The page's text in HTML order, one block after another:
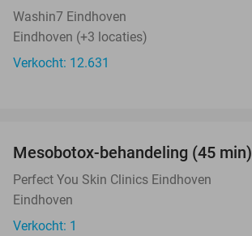
Washin7 Eindhoven
Eindhoven (+3 locaties)
Verkocht: 12.631
TODAY
Mesobotox-behandeling (45 min)
Perfect You Skin Clinics Eindhoven
Eindhoven
Verkocht: 1